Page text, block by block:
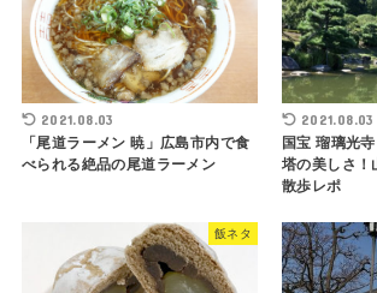
2021.08.03
「尾道ラーメン 暁」広島市内で食
べられる絶品の尾道ラーメン
2021.08.03
国宝 瑠璃光
塔の美しさ！
散歩レポ
飯ネタ